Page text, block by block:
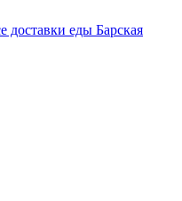
доставки еды Барская